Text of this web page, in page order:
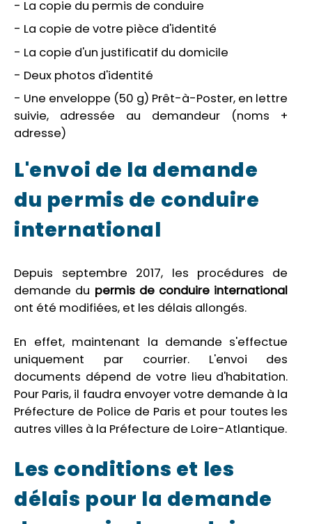
- La copie du permis de conduire
- La copie de votre pièce d'identité
- La copie d'un justificatif du domicile
- Deux photos d'identité
- Une enveloppe (50 g) Prêt-à-Poster, en lettre
suivie, adressée au demandeur (noms +
adresse)
L'envoi de la demande
du permis de conduire
international
Depuis septembre 2017, les procédures de
demande du permis de conduire international
ont été modifiées, et les délais allongés.
En effet, maintenant la demande s'effectue
uniquement par courrier. L'envoi des
documents dépend de votre lieu d'habitation.
Pour Paris, il faudra envoyer votre demande à la
Préfecture de Police de Paris et pour toutes les
autres villes à la Préfecture de Loire-Atlantique.
Les conditions et les
délais pour la demande